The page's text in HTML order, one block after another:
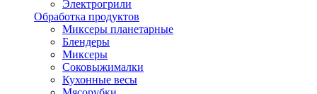
Электрогрили
Обработка продуктов
Миксеры планетарные
Блендеры
Миксеры
Соковыжималки
Кухонные весы